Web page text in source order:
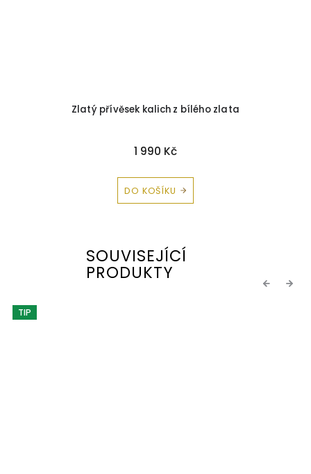
Zlatý přívěsek kalich z bílého zlata
1 990 Kč
DO KOŠÍKU
SOUVISEJÍCÍ
PRODUKTY Previous
TIP
Next